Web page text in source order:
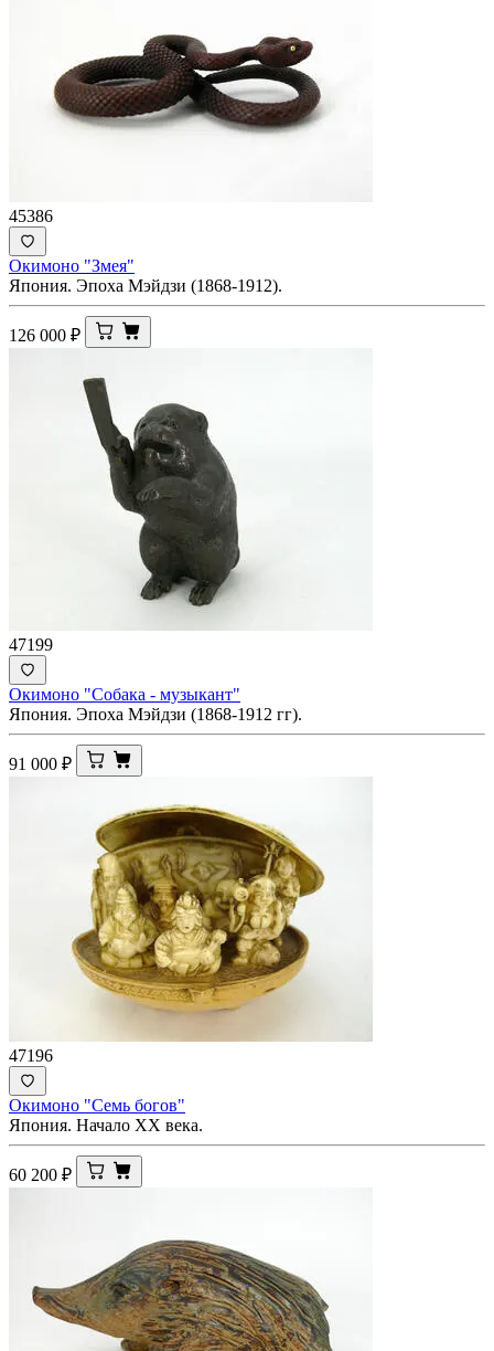
45386
Окимоно "Змея"
Япония. Эпоха Мэйдзи (1868-1912).
126 000 ₽
47199
Окимоно "Собака - музыкант"
Япония. Эпоха Мэйдзи (1868-1912 гг).
91 000 ₽
47196
Окимоно "Семь богов"
Япония. Начало XX века.
60 200 ₽